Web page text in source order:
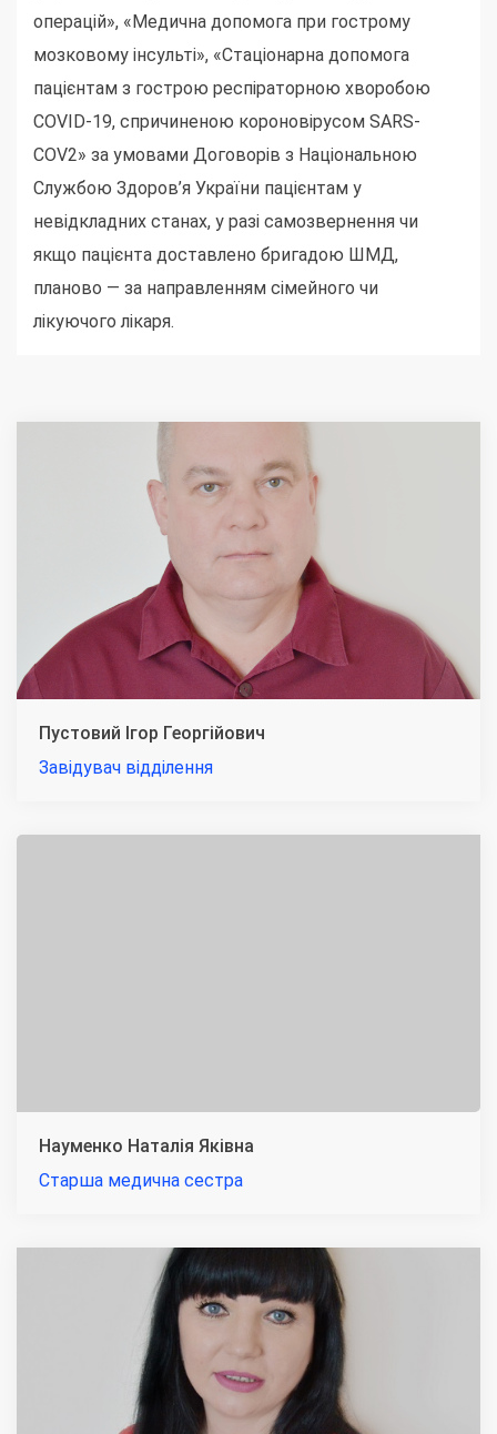
операцій», «Медична допомога при гострому
мозковому інсульті», «Стаціонарна допомога
пацієнтам з гострою респіраторною хворобою
COVID-19, спричиненою короновірусом SARS-
COV2» за умовами Договорів з Національною
Службою Здоров’я України пацієнтам у
невідкладних станах, у разі самозвернення чи
якщо пацієнта доставлено бригадою ШМД,
планово — за направленням сімейного чи
лікуючого лікаря.
Пустовий Ігор Георгійович
Завідувач відділення
Науменко Наталія Яківна
Старша медична сестра